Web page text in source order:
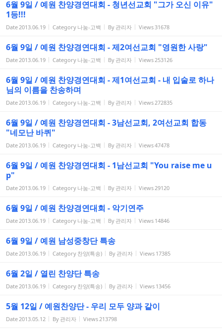
6월 9일 / 예원 찬양경연대회 - 청년선교회 "그가 오신 이유"
1등!!!
Date2013.06.19 Category 나눔-고백 By 관리자 Views31678
6월 9일 / 예원 찬양경연대회 - 제2여선교회 "영원한 사랑"
Date2013.06.19 Category 나눔-고백 By 관리자 Views253126
6월 9일 / 예원 찬양경연대회 - 제1여선교회 - 내 입술로 하나
님의 이름을 찬송하며
Date2013.06.19 Category 나눔-고백 By 관리자 Views272835
6월 9일 / 예원 찬양경연대회 - 3남선교회, 2여선교회 합동
"네모난 바퀴"
Date2013.06.19 Category 나눔-고백 By 관리자 Views47478
6월 9일 / 예원 찬양경연대회 - 1남선교회 "You raise me u
p"
Date2013.06.19 Category 나눔-고백 By 관리자 Views29120
6월 9일 / 예원 찬양경연대회 - 악기연주
Date2013.06.19 Category 나눔-고백 By 관리자 Views 14846
6월 9일 / 예원 남성중창단 특송
Date2013.06.19 Category 찬양(특송) By 관리자 Views 17385
6월 2일 / 열린 찬양단 특송
Date2013.06.19 Category 찬양(특송) By 관리자 Views 13456
5월 12일 / 예원찬양단 - 우리 모두 양과 같이
Date2013.05.12 By 관리자 Views213798